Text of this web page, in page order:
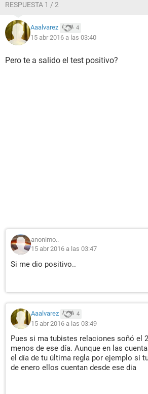
RESPUESTA 1 / 2
Aaalvarez 4
15 abr 2016 a las 03:40
Pero te a salido el test positivo?
anonimo..
15 abr 2016 a las 03:47
Si me dio positivo..
Aaalvarez 4
15 abr 2016 a las 03:49
Pues si ma tubistes relaciones soñó el
menos de ese día. Aunque en las
el día de tu última regla por ejemplo si
de enero ellos cuentan desde ese dia